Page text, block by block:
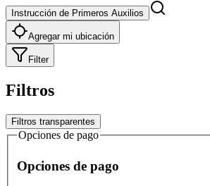
Instrucción de Primeros Auxilios
Agregar mi ubicación
Filter
Filtros
Filtros transparentes
Opciones de pago
Opciones de pago